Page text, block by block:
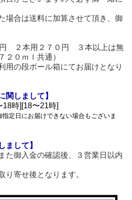
場合は送料に加算させて頂き、御
２本用２７０円 ３本以上は無
０ｍｌ共通）
用の段ボール箱にてお届けとなり
関しまして】
18時][18〜21時]
定日にお届けできない場合もございま
まして】
た御入金の確認後、３営業日以内
り寄せ後となります。